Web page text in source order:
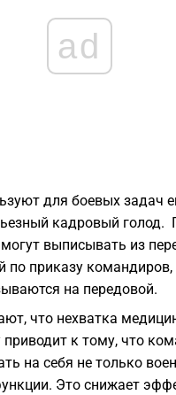
ad
для боевых задач
кадровый голод.
могут выписывать из
по приказу командиров,
на передовой.
что нехватка
к тому, что
на себя не только
Это снижает